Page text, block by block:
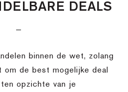
DEALS
binnen de wet, zolang
om de best mogelijke deal
opzichte van je